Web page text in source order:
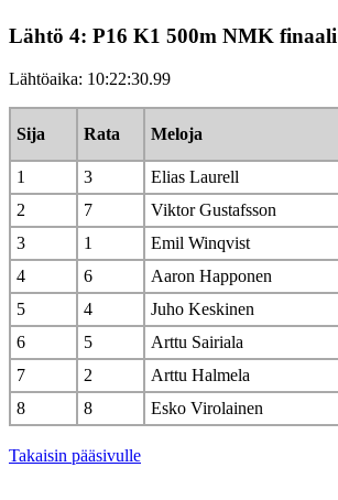
Lähtö 4: P16 K1 500m NMK finaali
Lähtöaika: 10:22:30.99
Sija Rata Meloja
1 3
Elias Laurell
2
7
Viktor Gustafsson
3
1
Emil Winqvist
4
6
Aaron Happonen
5
4
Juho Keskinen
6
5
Arttu Sairiala
7
2
Arttu Halmela
8
8 Esko Virolainen
Takaisin pääsivulle